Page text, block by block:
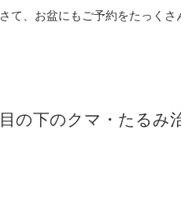
さて、お盆にもご予約をたっくさ
目の下のクマ・たるみ